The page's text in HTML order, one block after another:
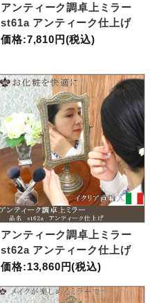
アンティーク調卓上ミラー
st61a アンティーク仕上げ
価格:7,810円(税込)
アンティーク調卓上ミラー
st62a アンティーク仕上げ
価格:13,860円(税込)